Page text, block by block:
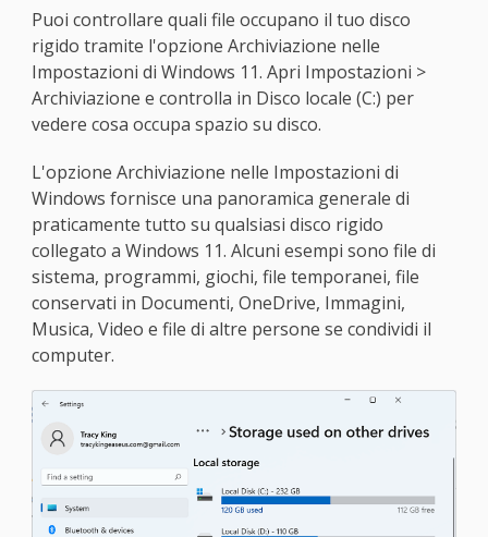
Puoi controllare quali file occupano il tuo disco
rigido tramite l'opzione Archiviazione nelle
Impostazioni di Windows 11. Apri Impostazioni >
Archiviazione e controlla in Disco locale (C:) per
vedere cosa occupa spazio su disco.
L'opzione Archiviazione nelle Impostazioni di
Windows fornisce una panoramica generale di
praticamente tutto su qualsiasi disco rigido
collegato a Windows 11. Alcuni esempi sono file di
sistema, programmi, giochi, file temporanei, file
conservati in Documenti, OneDrive, Immagini,
Musica, Video e file di altre persone se condividi il
computer.